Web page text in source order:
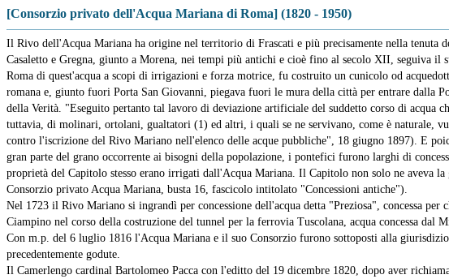
[Consorzio privato dell'Acqua Mariana di Roma] (1820 - 1950)
Il Rivo dell'Acqua Mariana ha origine nel territorio di Frascati e più precisamente nella tenuta
Casaletto e Gregna, giunto a Morena, nei tempi più antichi e cioè fino al secolo XII, seguiva
Roma di quest'acqua a scopi di irrigazioni e forza motrice, fu costruito un cunicolo od
romana e, giunto fuori Porta San Giovanni, piegava fuori le mura della città per entrare dalla
della Verità. "Eseguito pertanto tal lavoro di deviazione artificiale del suddetto corso di acqua
tuttavia, di molinari, ortolani, gualtatori (1) ed altri, i quali se ne servivano, come è naturale,
contro l'iscrizione del Rivo Mariano nell'elenco delle acque pubbliche", 18 giugno 1897). E
gran parte del grano occorrente ai bisogni della popolazione, i pontefici furono larghi di
proprietà del Capitolo stesso erano irrigati dall'Acqua Mariana. Il Capitolo non solo ne aveva
Consorzio privato Acqua Mariana, busta 16, fascicolo intitolato "Concessioni antiche").
Nel 1723 il Rivo Mariano si ingrandì per concessione dell'acqua detta "Preziosa", concessa
Ciampino nel corso della costruzione del tunnel per la ferrovia Tuscolana, acqua concessa
Con m.p. del 6 luglio 1816 l'Acqua Mariana e il suo Consorzio furono sottoposti alla
precedentemente godute.
Il Camerlengo cardinal Bartolomeo Pacca con l'editto del 19 dicembre 1820, dopo aver